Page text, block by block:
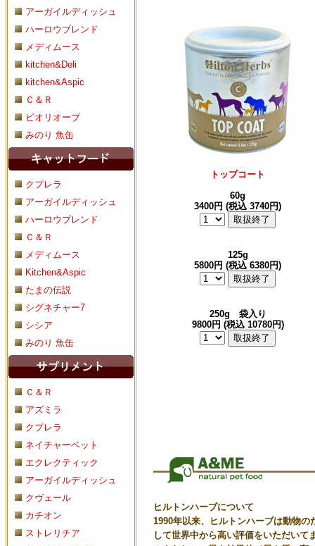
アーガイルディッシュ
ハーロウブレンド
メディムース
kitchen&Deli
kitchen&Aspic
Ｃ＆Ｒ
ビオリオーブ
みのり 魚缶
クプレラ
アーガイルディッシュ
ハーロウブレンド
Ｃ＆Ｒ
メディムース
Kitchen&Aspic
たまの伝説
シグネチャー7
シシア
みのり 魚缶
Ｃ＆Ｒ
アズミラ
クプレラ
ネイチャーベット
エクレクティック
アーガイルディッシュ
クヴェール
カチオン
ストレリチア
トップコート
60g
3400円 (税込 3740円)
125g
5800円 (税込 6380円)
250g 袋入り
9800円 (税込 10780円)
ヒルトンハーブについて
1990年以来、ヒルトンハーブは動物
して世界中から高い評価をいただいて